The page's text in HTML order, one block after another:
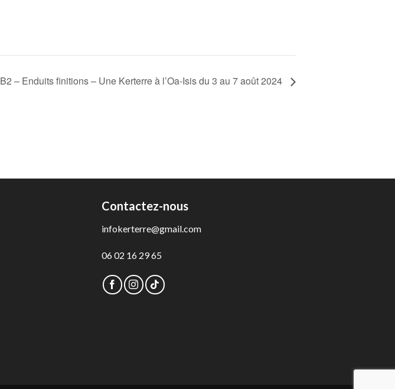
B2 – Enduits finitions – Une Kerterre à l’Oa-Isis du 3 au 7 août 2024
Contactez-nous
infokerterre@gmail.com
06 02 16 29 65